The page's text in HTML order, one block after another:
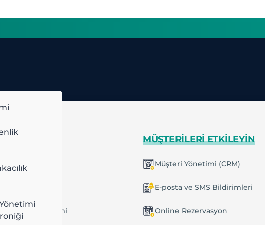
Planlama
ve Görev Yönetimi
MÜŞTERILERI ETKILEYIN
Müşteri Yönetimi (CRM)
E-posta ve SMS Bildirimleri
Online Rezervasyon